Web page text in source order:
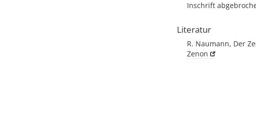
Inschrift
Literatur
R. Naumann, Der
Zenon